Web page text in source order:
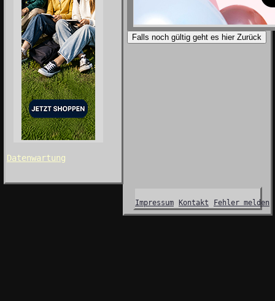
Datenwartung
Falls noch gültig geht es hier Zurück
Impressum Kontakt Fehler melden